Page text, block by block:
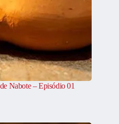
Nabote – Episódio 01